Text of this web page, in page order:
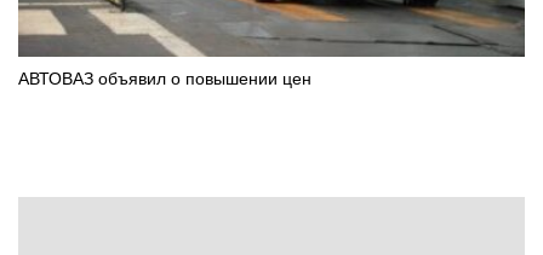
АВТОВАЗ объявил о повышении цен